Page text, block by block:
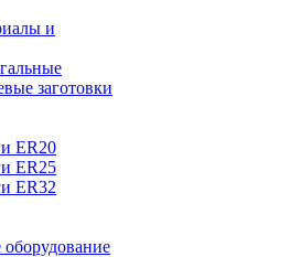
и
заготовки
ER20
ER25
ER32